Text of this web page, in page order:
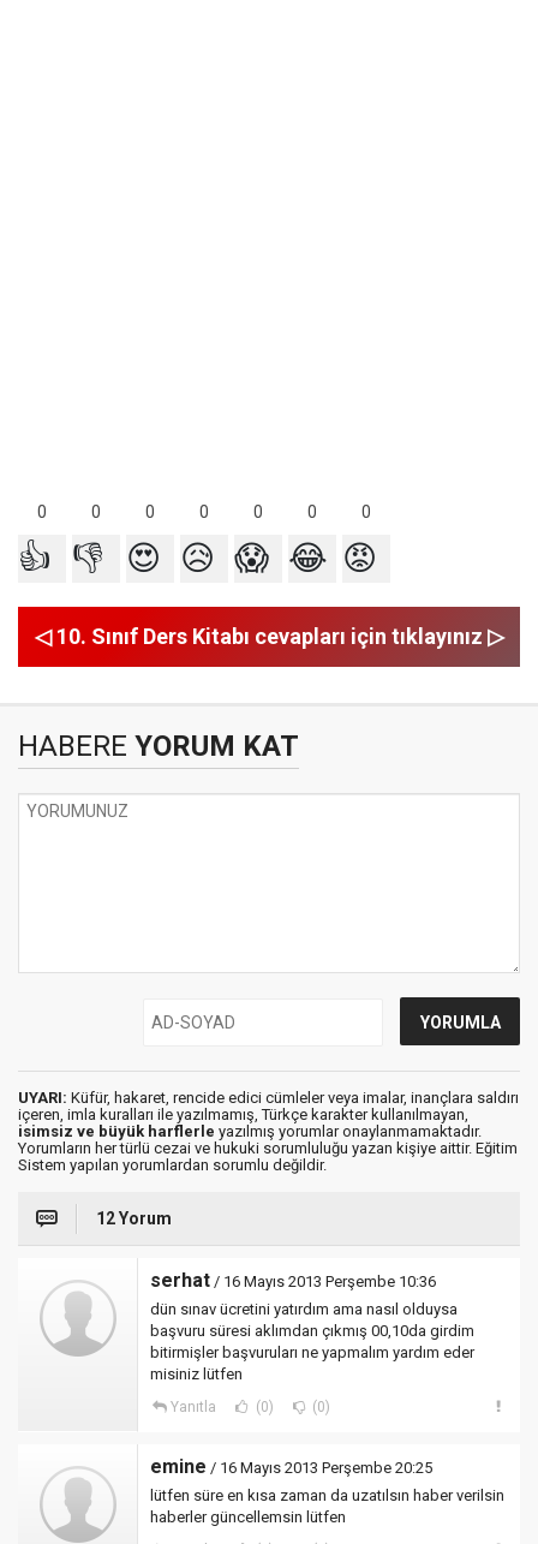
0 0 0 0 0 0 0
👍 👎 😍 😥 😱 😂 😡
◁ 10. Sınıf Ders Kitabı cevapları için tıklayınız ▷
HABERE YORUM KAT
UYARI: Küfür, hakaret, rencide edici cümleler veya imalar, inançlara saldırı
içeren, imla kuralları ile yazılmamış, Türkçe karakter kullanılmayan,
isimsiz ve büyük harflerle yazılmış yorumlar onaylanmamaktadır.
Yorumların her türlü cezai ve hukuki sorumluluğu yazan kişiye aittir. Eğitim
Sistem yapılan yorumlardan sorumlu değildir.
12 Yorum
serhat / 16 Mayıs 2013 Perşembe 10:36
dün sınav ücretini yatırdım ama nasıl olduysa
başvuru süresi aklımdan çıkmış 00,10da girdim
bitirmişler başvuruları ne yapmalım yardım eder
misiniz lütfen
Yanıtla (0) (0)
emine / 16 Mayıs 2013 Perşembe 20:25
lütfen süre en kısa zaman da uzatılsın haber verilsin
haberler güncellemsin lütfen